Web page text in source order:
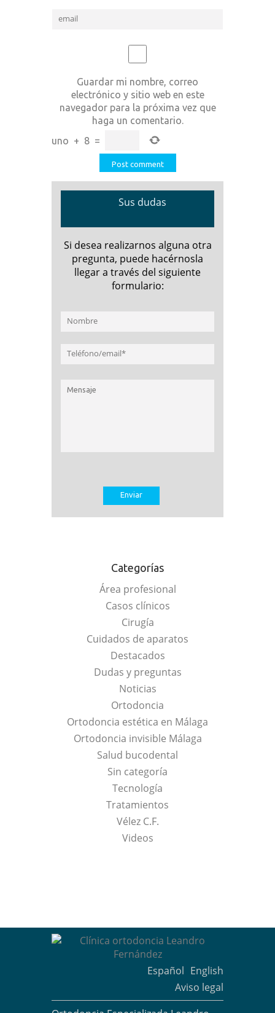
Guardar mi nombre, correo
electrónico y sitio web en este
navegador para la próxima vez que
haga un comentario.
uno + 8 =
Sus dudas
Si desea realizarnos alguna otra
pregunta, puede hacérnosla
llegar a través del siguiente
formulario:
Categorías
Área profesional
Casos clínicos
Cirugía
Cuidados de aparatos
Destacados
Dudas y preguntas
Noticias
Ortodoncia
Ortodoncia estética en Málaga
Ortodoncia invisible Málaga
Salud bucodental
Sin categoría
Tecnología
Tratamientos
Vélez C.F.
Videos
Español English
Aviso legal